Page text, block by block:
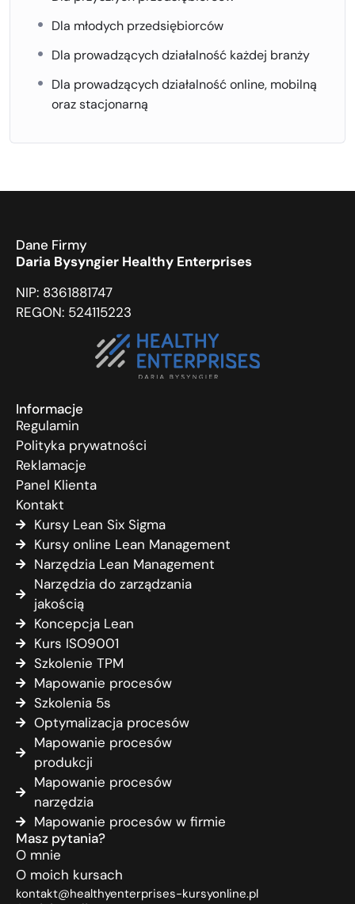
Dla młodych przedsiębiorców
Dla prowadzących działalność każdej branży
Dla prowadzących działalność online, mobilną
oraz stacjonarną
Dane Firmy
Daria Bysyngier Healthy Enterprises
NIP: 8361881747
REGON: 524115223
Informacje
Regulamin
Polityka prywatności
Reklamacje
Panel Klienta
Kontakt
Kursy Lean Six Sigma
Kursy online Lean Management
Narzędzia Lean Management
Narzędzia do zarządzania
jakością
Koncepcja Lean
Kurs ISO9001
Szkolenie TPM
Mapowanie procesów
Szkolenia 5s
Optymalizacja procesów
Mapowanie procesów
produkcji
Mapowanie procesów
narzędzia
Mapowanie procesów w firmie
Masz pytania?
O mnie
O moich kursach
kontakt@healthyenterprises-kursyonline.pl